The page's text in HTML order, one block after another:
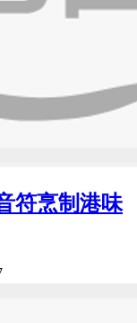
符烹制港味